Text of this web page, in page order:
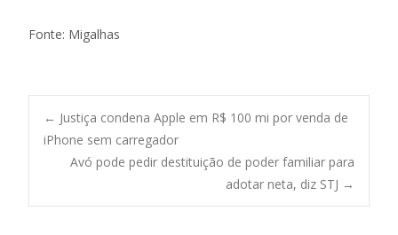
Fonte: Migalhas
Post
navigation
← Justiça condena Apple em R$ 100 mi por venda de
iPhone sem carregador
Avó pode pedir destituição de poder familiar para
adotar neta, diz STJ →